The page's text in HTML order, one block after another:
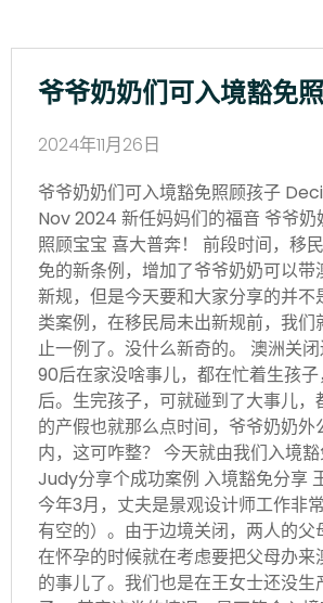
爷爷奶奶们可入境豁免
2024年11月26日
爷爷奶奶们可入境豁免照顾孩子
Nov 2024 新任妈妈们的福音 爷爷奶
照顾宝宝 喜大普奔！ 前段时间，移
免的新条例，增加了爷爷奶奶可以带
新规，但是今天要和大家分享的并不
类案例，在移民局未出新规前，我们
止一例了。没什么新奇的。 澳洲关闭
90后在家没啥事儿，都在忙着生孩
后。生完孩子，可就碰到了大事儿，
的产假也就那么点时间，爷爷奶奶外
内，这可咋整？ 今天就由我们入境
Judy分享个成功案例 入境豁免分享
今年3月，丈夫是景观设计师工作非
有空的）。由于边境关闭，两人的父
在怀孕的时候就在考虑要把父母办来
的事儿了。我们也是在王女士还没生